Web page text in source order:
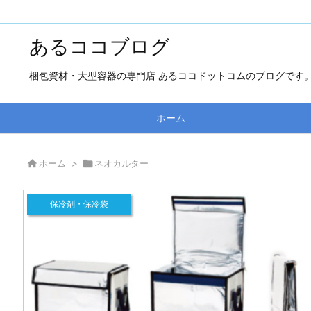
あるココブログ
梱包資材・大型容器の専門店 あるココドットコムのブログです。
ホーム
 ホーム > ネオカルター
保冷剤・保冷袋